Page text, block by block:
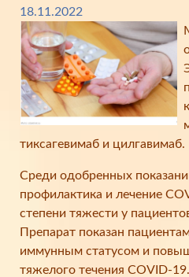
18.11.2022
тиксагевимаб и цилгавимаб.
Среди одобренных
профилактика и лечение
степени тяжести у
Препарат показан
иммунным статусом и
тяжелого течения COVID-19.